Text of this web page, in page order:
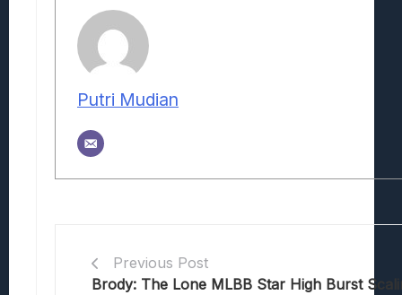
Putri Mudian
Previous Post
Brody: The Lone MLBB Star High Burst